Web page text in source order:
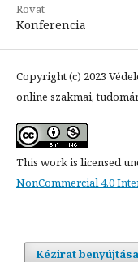
Rovat
Konferencia
Copyright (c) 2023
online szakmai,
This work is licensed
NonCommercial 4.0
Kézirat benyújtása